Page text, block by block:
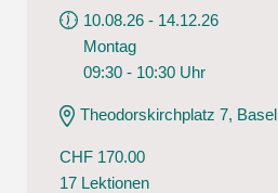
10.08.26 - 14.12.26
Montag
09:30 - 10:30 Uhr
Theodorskirchplatz 7, Basel
CHF 170.00
17 Lektionen